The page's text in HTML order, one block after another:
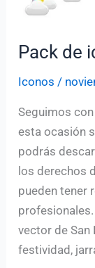
Pack de
Iconos /
Seguimos
esta ocasión
podrás
los derechos
pueden tener
vector de
festividad,